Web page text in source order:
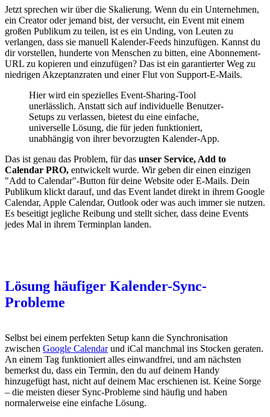
Jetzt sprechen wir über die Skalierung. Wenn du ein Unternehmen,
ein Creator oder jemand bist, der versucht, ein Event mit einem
großen Publikum zu teilen, ist es ein Unding, von Leuten zu
verlangen, dass sie manuell Kalender-Feeds hinzufügen. Kannst du
dir vorstellen, hunderte von Menschen zu bitten, eine Abonnement-
URL zu kopieren und einzufügen? Das ist ein garantierter Weg zu
niedrigen Akzeptanzraten und einer Flut von Support-E-Mails.
Hier wird ein spezielles Event-Sharing-Tool
unerlässlich. Anstatt sich auf individuelle Benutzer-
Setups zu verlassen, bietest du eine einfache,
universelle Lösung, die für jeden funktioniert,
unabhängig von ihrer bevorzugten Kalender-App.
Das ist genau das Problem, für das unser Service, Add to
Calendar PRO, entwickelt wurde. Wir geben dir einen einzigen
"Add to Calendar"-Button für deine Website oder E-Mails. Dein
Publikum klickt darauf, und das Event landet direkt in ihrem Google
Calendar, Apple Calendar, Outlook oder was auch immer sie nutzen.
Es beseitigt jegliche Reibung und stellt sicher, dass deine Events
jedes Mal in ihrem Terminplan landen.
Lösung häufiger Kalender-Sync-
Probleme
Selbst bei einem perfekten Setup kann die Synchronisation
zwischen Google Calendarund iCal manchmal ins Stocken geraten.
An einem Tag funktioniert alles einwandfrei, und am nächsten
bemerkst du, dass ein Termin, den du auf deinem Handy
hinzugefügt hast, nicht auf deinem Mac erschienen ist. Keine Sorge
– die meisten dieser Sync-Probleme sind häufig und haben
normalerweise eine einfache Lösung.